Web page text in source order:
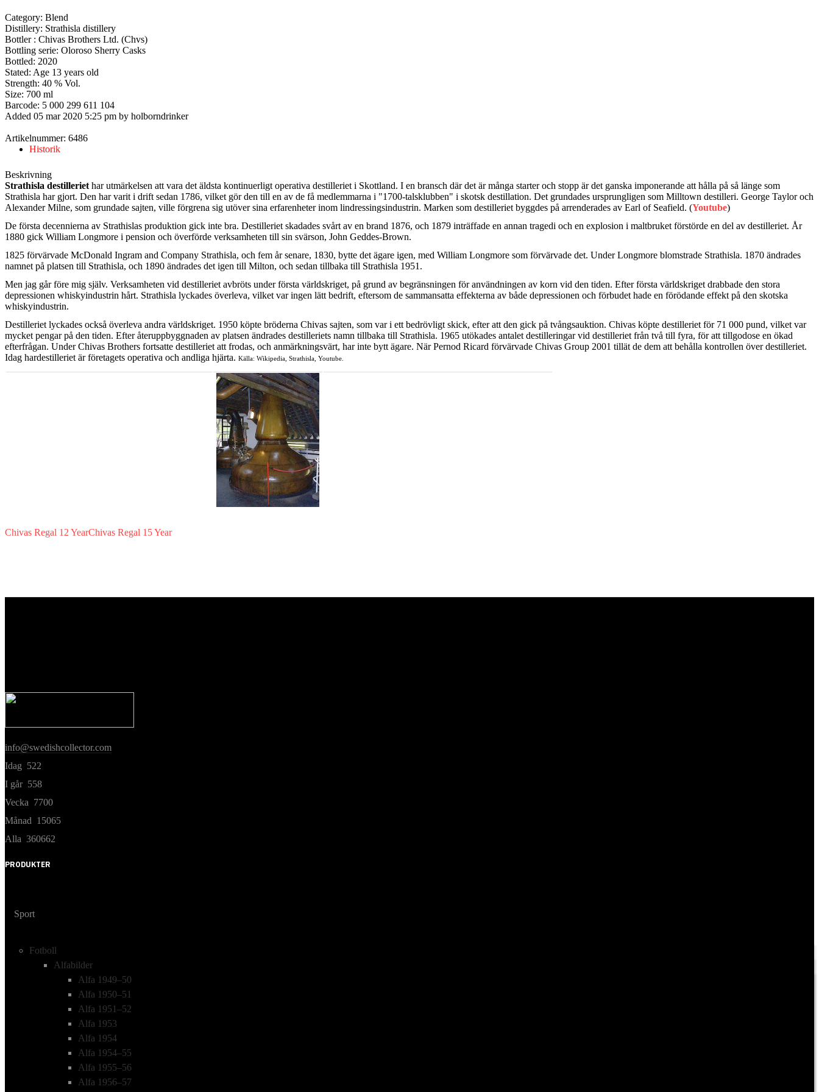
Category: Blend
Distillery: Strathisla distillery
Bottler : Chivas Brothers Ltd. (Chvs)
Bottling serie: Oloroso Sherry Casks
Bottled: 2020
Stated: Age 13 years old
Strength: 40 % Vol.
Size: 700 ml
Barcode: 5 000 299 611 104
Added 05 mar 2020 5:25 pm by holborndrinker
Artikelnummer: 6486
Historik
Beskrivning
Strathisla destilleriet har utmärkelsen att vara det äldsta kontinuerligt operativa destilleriet i Skottland. I en bransch där det är många starter och stopp är det ganska imponerande att hålla på så länge som
Strathisla har gjort. Den har varit i drift sedan 1786, vilket gör den till en av de få medlemmarna i "1700-talsklubben" i skotsk destillation. Det grundades ursprungligen som Milltown destilleri. George Taylor och
Alexander Milne, som grundade sajten, ville förgrena sig utöver sina erfarenheter inom lindressingsindustrin. Marken som destilleriet byggdes på arrenderades av Earl of Seafield. (Youtube)
De första decennierna av Strathislas produktion gick inte bra. Destilleriet skadades svårt av en brand 1876, och 1879 inträffade en annan tragedi och en explosion i maltbruket förstörde en del av destilleriet. År
1880 gick William Longmore i pension och överförde verksamheten till sin svärson, John Geddes-Brown.
1825 förvärvade McDonald Ingram and Company Strathisla, och fem år senare, 1830, bytte det ägare igen, med William Longmore som förvärvade det. Under Longmore blomstrade Strathisla. 1870 ändrades
namnet på platsen till Strathisla, och 1890 ändrades det igen till Milton, och sedan tillbaka till Strathisla 1951.
Men jag går före mig själv. Verksamheten vid destilleriet avbröts under första världskriget, på grund av begränsningen för användningen av korn vid den tiden. Efter första världskriget drabbade den stora
depressionen whiskyindustrin hårt. Strathisla lyckades överleva, vilket var ingen lätt bedrift, eftersom de sammansatta effekterna av både depressionen och förbudet hade en förödande effekt på den skotska
whiskyindustrin.
Destilleriet lyckades också överleva andra världskriget. 1950 köpte bröderna Chivas sajten, som var i ett bedrövligt skick, efter att den gick på tvångsauktion. Chivas köpte destilleriet för 71 000 pund, vilket var
mycket pengar på den tiden. Efter återuppbyggnaden av platsen ändrades destilleriets namn tillbaka till Strathisla. 1965 utökades antalet destilleringar vid destilleriet från två till fyra, för att tillgodose en ökad
efterfrågan. Under Chivas Brothers fortsatte destilleriet att frodas, och anmärkningsvärt, har inte bytt ägare. När Pernod Ricard förvärvade Chivas Group 2001 tillät de dem att behålla kontrollen över destilleriet.
Idag hardestilleriet är företagets operativa och andliga hjärta. Källa: Wikipedia, Strathisla, Youtube.
Chivas Regal 12 YearChivas Regal 15 Year
info@swedishcollector.com
Idag 522
I går 558
Vecka 7700
Månad 15065
Alla 360662
PRODUKTER
Sport
Fotboll
Alfabilder
Alfa 1949–50
Alfa 1950–51
Alfa 1951–52
Alfa 1953
Alfa 1954
Alfa 1954–55
Alfa 1955–56
Alfa 1956–57